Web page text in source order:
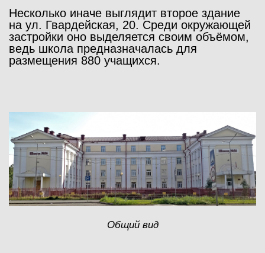
Несколько иначе выглядит второе здание
на ул. Гвардейская, 20. Среди окружающей
застройки оно выделяется своим объёмом,
ведь школа предназначалась для
размещения 880 учащихся.
Общий вид